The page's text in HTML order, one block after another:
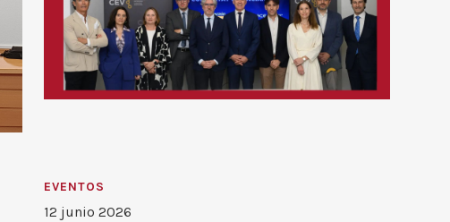
EVENTOS
12 junio 2026